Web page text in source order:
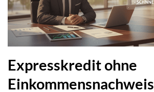
Expresskredit ohne
Einkommensnachweis